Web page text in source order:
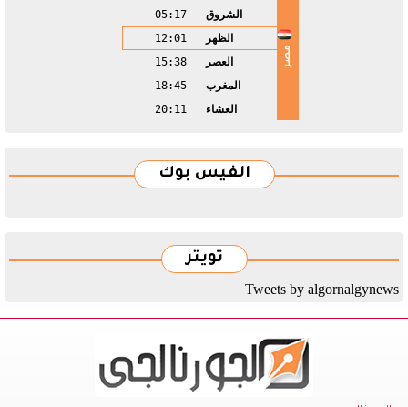
مصر
الشروق
05:17
الظهر
12:01
العصر
15:38
المغرب
18:45
العشاء
20:11
الفيس بوك
تويتر
Tweets by algornalgynews